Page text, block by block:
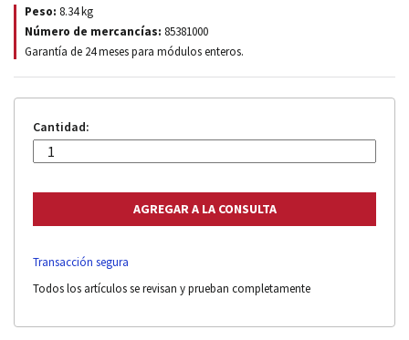
Peso: 8.34kg
Número de mercancías: 85381000
Garantía de 24 meses para módulos enteros.
Cantidad:
Transacción segura
Todos los artículos se revisan y prueban completamente